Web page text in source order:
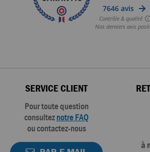
SERVICE CLIENT
Pour toute question
consulteznotre FAQ
ou contactez-nous
à